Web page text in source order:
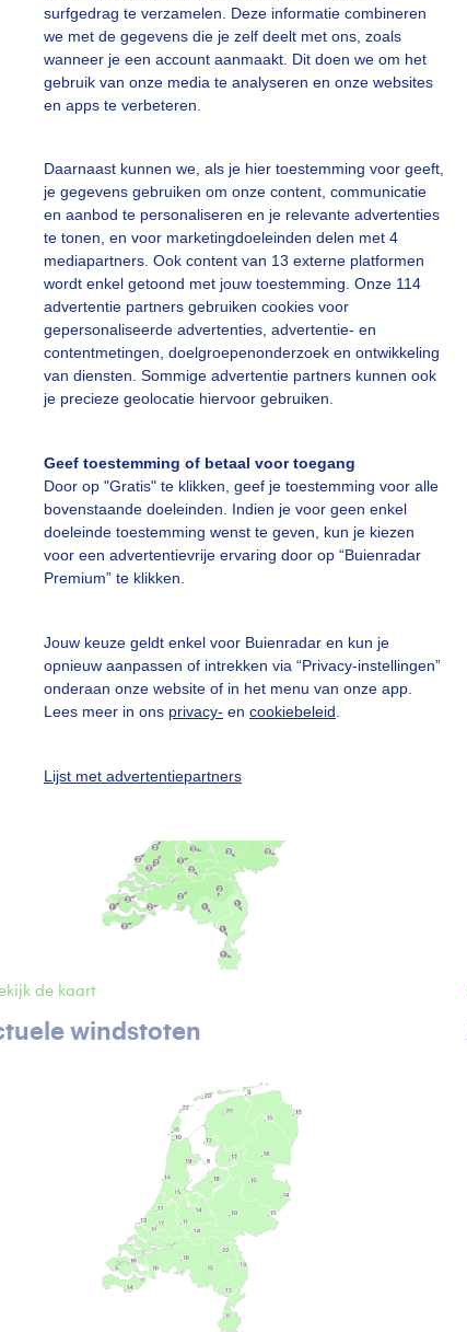
surfgedrag te verzamelen. Deze informatie combineren
we met de gegevens die je zelf deelt met ons, zoals
wanneer je een account aanmaakt. Dit doen we om het
gebruik van onze media te analyseren en onze websites
en apps te verbeteren.
Daarnaast kunnen we, als je hier toestemming voor geeft,
je gegevens gebruiken om onze content, communicatie
en aanbod te personaliseren en je relevante advertenties
te tonen, en voor marketingdoeleinden delen met 4
mediapartners. Ook content van 13 externe platformen
wordt enkel getoond met jouw toestemming. Onze 114
advertentie partners gebruiken cookies voor
gepersonaliseerde advertenties, advertentie- en
contentmetingen, doelgroepenonderzoek en ontwikkeling
van diensten. Sommige advertentie partners kunnen ook
je precieze geolocatie hiervoor gebruiken.
Geef toestemming of betaal voor toegang
Door op "Gratis" te klikken, geef je toestemming voor alle
bovenstaande doeleinden. Indien je voor geen enkel
doeleinde toestemming wenst te geven, kun je kiezen
voor een advertentievrije ervaring door op “Buienradar
Premium” te klikken.
Jouw keuze geldt enkel voor Buienradar en kun je
opnieuw aanpassen of intrekken via “Privacy-instellingen”
onderaan onze website of in het menu van onze app.
Lees meer in ons privacy- en cookiebeleid
Lijst met advertentiepartners
de kaart
wind
de kaart
windstoten